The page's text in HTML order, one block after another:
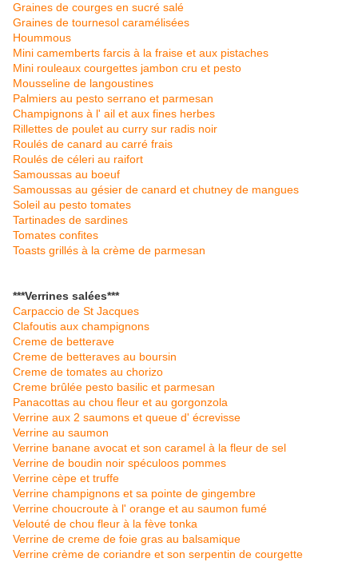
Graines de courges en sucré salé
Graines de tournesol caramélisées
Hoummous
Mini camemberts farcis à la fraise et aux pistaches
Mini rouleaux courgettes jambon cru et pesto
Mousseline de langoustines
Palmiers au pesto serrano et parmesan
Champignons à l' ail et aux fines herbes
Rillettes de poulet au curry sur radis noir
Roulés de canard au carré frais
Roulés de céleri au raifort
Samoussas au boeuf
Samoussas au gésier de canard et chutney de mangues
Soleil au pesto tomates
Tartinades de sardines
Tomates confites
Toasts grillés à la crème de parmesan
***Verrines salées***
Carpaccio de St Jacques
Clafoutis aux champignons
Creme de betterave
Creme de betteraves au boursin
Creme de tomates au chorizo
Creme brûlée pesto basilic et parmesan
Panacottas au chou fleur et au gorgonzola
Verrine aux 2 saumons et queue d' écrevisse
Verrine au saumon
Verrine banane avocat et son caramel à la fleur de sel
Verrine de boudin noir spéculoos pommes
Verrine cèpe et truffe
Verrine champignons et sa pointe de gingembre
Verrine choucroute à l' orange et au saumon fumé
Velouté de chou fleur à la fève tonka
Verrine de creme de foie gras au balsamique
Verrine crème de coriandre et son serpentin de courgette